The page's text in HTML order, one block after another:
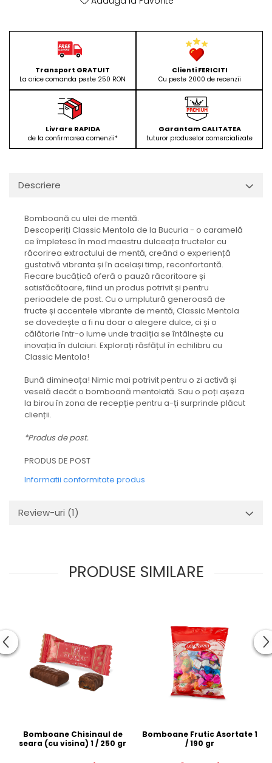
Transport GRATUIT
La orice comanda peste 250 RON
Clienti FERICITI
Cu peste 2000 de recenzii
Livrare RAPIDA
de la confirmarea comenzii*
Garantam CALITATEA
tuturor produselor comercializate
Descriere
Bomboană cu ulei de mentă.
Descoperiți Classic Mentola de la Bucuria - o caramelă
ce împletesc în mod maestru dulceața fructelor cu
răcorirea extractului de mentă, creând o experiență
gustativă vibranta și în același timp, reconfortantă.
Fiecare bucățică oferă o pauză răcoritoare și
satisfăcătoare, fiind un produs potrivit și pentru
perioadele de post. Cu o umplutură generoasă de
fructe și accentele vibrante de mentă, Classic Mentola
se dovedește a fi nu doar o alegere dulce, ci și o
călătorie într-o lume unde tradiția se întâlnește cu
inovația în dulciuri. Explorați răsfățul în echilibru cu
Classic Mentola!
Bună dimineața! Nimic mai potrivit pentru o zi activă și
veselă decât o bomboană mentolată. Sau o poți așeza
la birou în zona de recepție pentru a-ți surprinde plăcut
clienții.
*Produs de post.
PRODUS DE POST
Informatii conformitate produs
Review-uri (1)
PRODUSE SIMILARE
Bomboane Chisinaul de
seara (cu visina) 1 / 250 gr
Bomboane Frutic Asortate 1
/ 190 gr